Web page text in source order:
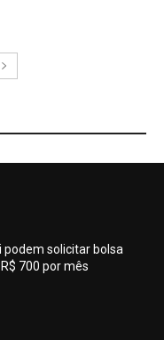
podem solicitar bolsa
700 por mês